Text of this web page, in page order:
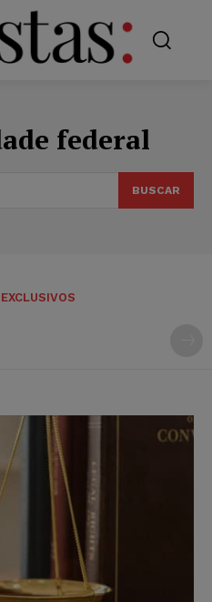
federal
BUSCAR